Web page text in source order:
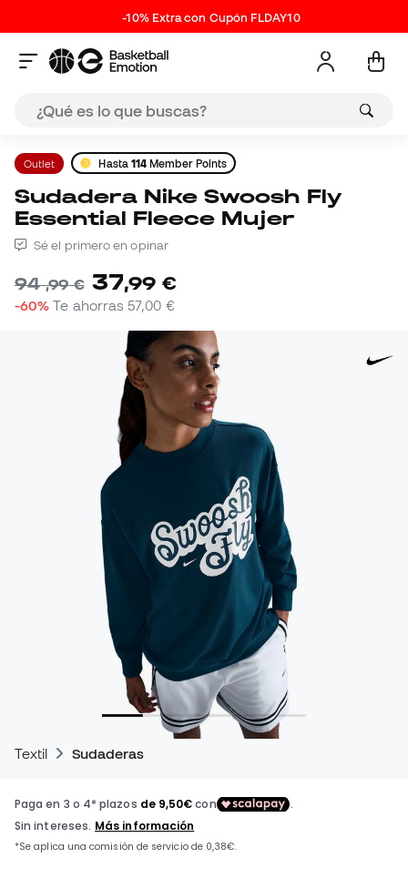
-10% Extra con Cupón FLDAY10
Outlet Hasta 114 Member Points
Sudadera Nike Swoosh Fly
Essential Fleece Mujer
Sé el primero en opinar
94,99 € 37,99 €
-60% Te ahorras57,00 €
Textil Sudaderas